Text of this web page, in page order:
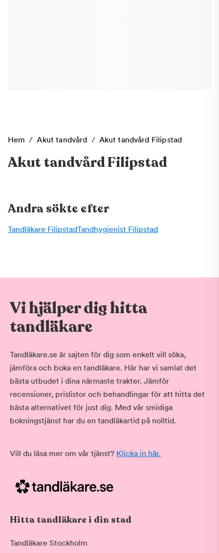
Hem / Akut tandvård / Akut tandvård Filipstad
Akut tandvård Filipstad
Andra sökte efter
Tandläkare FilipstadTandhygienist Filipstad
Vi hjälper dig hitta
tandläkare
Tandläkare.se är sajten för dig som enkelt vill söka,
jämföra och boka en tandläkare. Här har vi samlat det
bästa utbudet i dina närmaste trakter. Jämför
recensioner, prislistor och behandlingar för att hitta det
bästa alternativet för just dig. Med vår smidiga
bokningstjänst har du en tandläkartid på nolltid.
Vill du läsa mer om vår tjänst? Klicka in här.
Hitta tandläkare i din stad
Tandläkare Stockholm